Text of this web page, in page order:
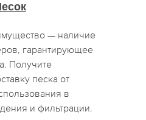
— наличие
гарантирующее
Получите
песка от
в
и фильтрации.